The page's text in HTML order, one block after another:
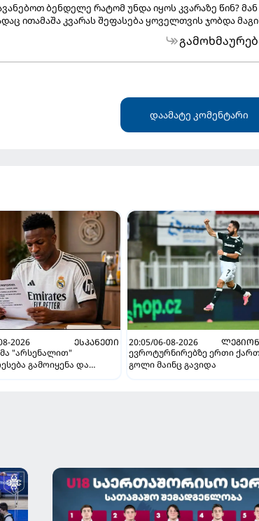
ბენდელე რატომ უნდა იყოს კვარაზე წინ? მან
ითამაშა კვარას შეფასება ყოველთვის ჯობდა
დაამატე კომენტარი
2026
ᲔᲡᲞᲐᲜᲔᲗᲘ
"არსენალით"
გამოიყენა და
20:05/06-08-2026
ევროტურნირებზე ერთი
გოლი მაინც გავიდა